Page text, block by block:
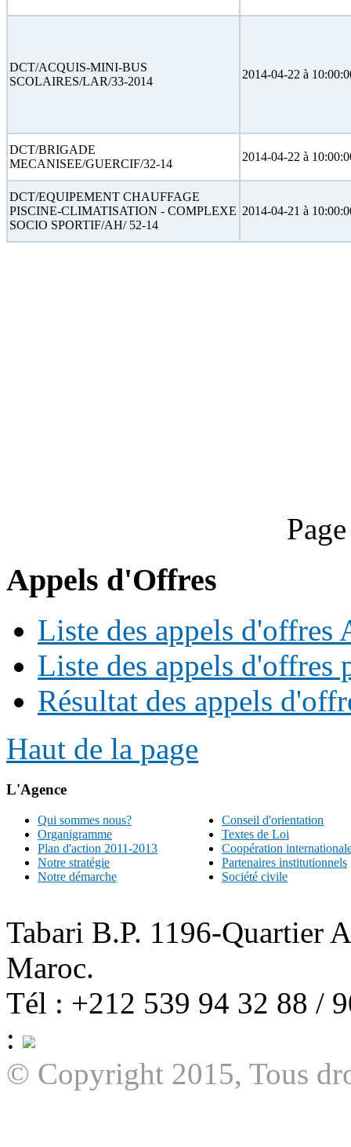
DCT/ACQUIS-MINI-BUS
SCOLAIRES/LAR/33-2014
2014-04-22 à
DCT/BRIGADE
MECANISEE/GUERCIF/32-14
2014-04-22 à
DCT/EQUIPEMENT CHAUFFAGE
PISCINE-CLIMATISATION - COMPLEXE
SOCIO SPORTIF/AH/ 52-14
2014-04-21 à
Appels d'Offres
Liste des appels d'offres
Liste des appels d'offres
Résultat des appels
Haut de la page
L'Agence
Qui sommes nous?
Organigramme
Plan d'action 2011-2013
Notre stratégie
Notre démarche
Conseil d'orientation
Textes de Loi
Coopération
Partenaires institutionnels
Société civile
Tabari B.P. 1196-Quartier
Maroc.
Tél : +212 539 94 32 88 /
:
© Copyright 2015, Tous